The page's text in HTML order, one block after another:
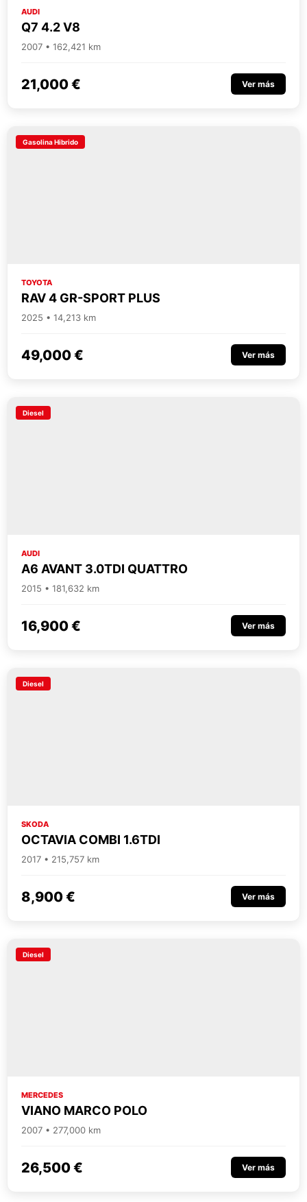
AUDI
Q7 4.2 V8
2007 • 162,421 km
21,000 € Ver más
Gasolina Hibrido
TOYOTA
RAV 4 GR-SPORT PLUS
2025 • 14,213 km
49,000 € Ver más
Diesel
AUDI
A6 AVANT 3.0TDI QUATTRO
2015 • 181,632 km
16,900 € Ver más
Diesel
SKODA
OCTAVIA COMBI 1.6TDI
2017 • 215,757 km
8,900 € Ver más
Diesel
MERCEDES
VIANO MARCO POLO
2007 • 277,000 km
26,500 € Ver más